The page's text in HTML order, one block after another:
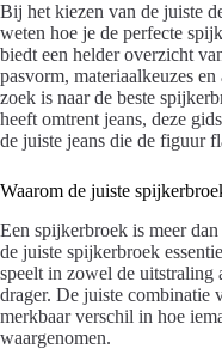
Bij het kiezen van de juiste
weten hoe je de perfecte
biedt een helder overzicht
pasvorm, materiaalkeuzes
zoek is naar de beste
heeft omtrent jeans, deze
de juiste jeans die de figuur
Waarom de juiste
Een spijkerbroek is meer
de juiste spijkerbroek
speelt in zowel de uitstraling
drager. De juiste combinatie
merkbaar verschil in hoe
waargenomen.